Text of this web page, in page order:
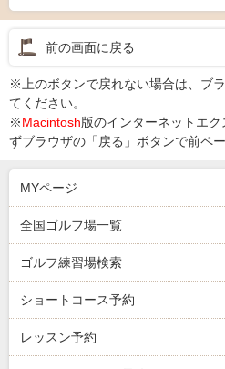
前の画面に戻る
※上のボタンで戻れない場合は、ブ
てください。
※Macintosh版のインターネットエ
ずブラウザの「戻る」ボタンで前ペ
MYページ
全国ゴルフ場一覧
ゴルフ練習場検索
ショートコース予約
レッスン予約